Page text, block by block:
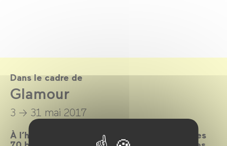
Dans le cadre de
Glamour
3 → 31 mai 2017
À l’heure où le Festival de Cannes souffle ses